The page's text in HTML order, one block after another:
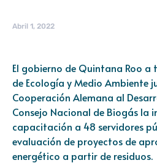
Abril 1, 2022
El gobierno de Quintana Roo a
de Ecología y Medio Ambiente
Cooperación Alemana al
Consejo Nacional de Biogás la
capacitación a 48 servidores
evaluación de proyectos de
energético a partir de residuos.